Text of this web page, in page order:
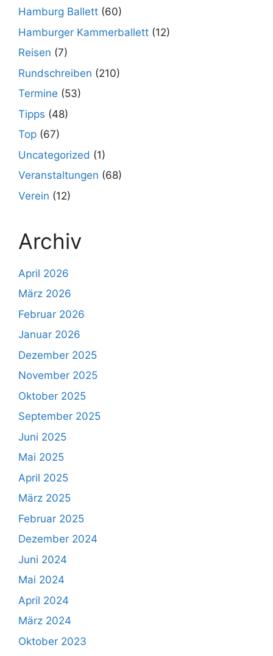
Hamburg Ballett (60)
Hamburger Kammerballett (12)
Reisen (7)
Rundschreiben (210)
Termine (53)
Tipps (48)
Top (67)
Uncategorized (1)
Veranstaltungen (68)
Verein (12)
Archiv
April 2026
März 2026
Februar 2026
Januar 2026
Dezember 2025
November 2025
Oktober 2025
September 2025
Juni 2025
Mai 2025
April 2025
März 2025
Februar 2025
Dezember 2024
Juni 2024
Mai 2024
April 2024
März 2024
Oktober 2023